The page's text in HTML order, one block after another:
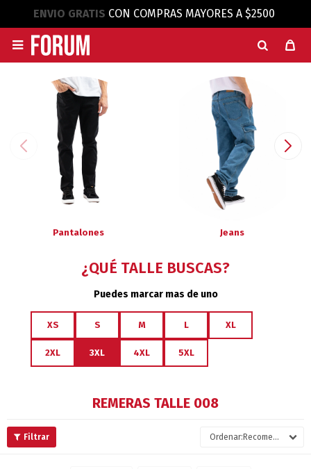
ENVIO GRATIS CON COMPRAS MAYORES A $2500

Pantalones Jeans
¿QUÉ TALLE BUSCAS?
Puedes marcar mas de uno
XS S M L XL
2XL 3XL 4XL 5XL
REMERAS TALLE 008
Recomendados